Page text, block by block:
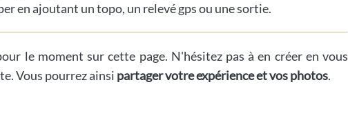
en ajoutant un topo, un relevé gps ou une sortie.
le moment sur cette page. N'hésitez pas à en créer en vous
Vous pourrez ainsi partager votre expérience et vos photos.